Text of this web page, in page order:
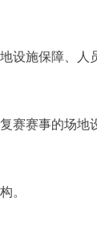
设施保障、
赛赛事的场
。